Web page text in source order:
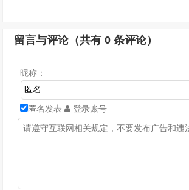
留言与评论（共有0 条评论）
昵称：
匿名发表 登录账号